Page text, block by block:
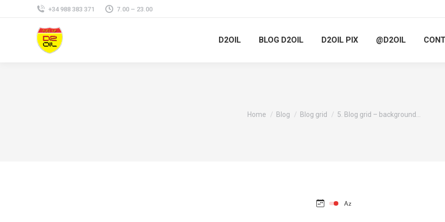
+34 988 383 371 7.00 – 23.00
D2OIL BLOG D2OIL D2OIL PIX @D2OIL
You are here:
Home Blog Blog grid 5. Blog grid – background…